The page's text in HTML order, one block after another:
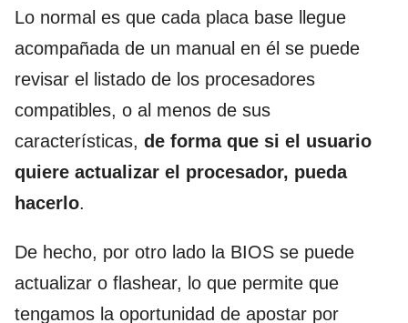
Lo normal es que cada placa base llegue
acompañada de un manual en él se puede
revisar el listado de los procesadores
compatibles, o al menos de sus
características, de forma que si el usuario
quiere actualizar el procesador, pueda
hacerlo.
De hecho, por otro lado la BIOS se puede
actualizar o flashear, lo que permite que
tengamos la oportunidad de apostar por